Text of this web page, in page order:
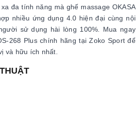
đa tính năng mà ghế massage OKASA
nhiều ứng dụng 4.0 hiện đại cùng nội
sử dụng hài lòng 100%. Mua ngay
268 Plus chính hãng tại Zoko Sport để
và hữu ích nhất.